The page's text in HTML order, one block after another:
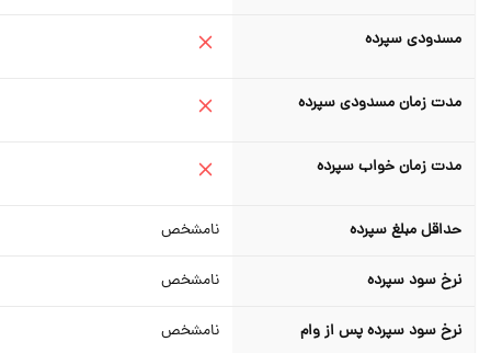
مسدودی سپرده
مدت زمان مسدودی سپرده
مدت زمان خواب سپرده
حداقل مبلغ سپرده نامشخص
نرخ سود سپرده نامشخص
نرخ سود سپرده پس از وام نامشخص